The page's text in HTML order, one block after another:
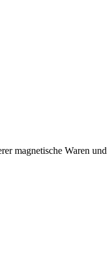
magnetische Waren